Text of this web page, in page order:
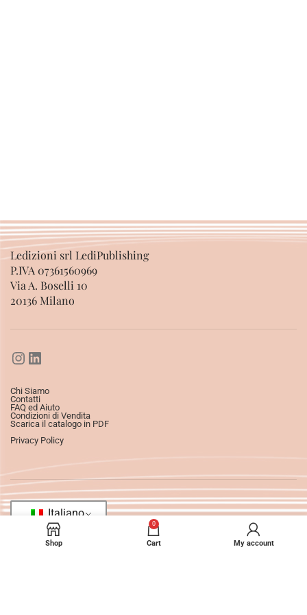
Ledizioni srl LediPublishing
P.IVA 07361560969
Via A. Boselli 10
20136 Milano
Chi Siamo
Contatti
FAQ ed Aiuto
Condizioni di Vendita
Scarica il catalogo in PDF
Privacy Policy
Italiano
Shop
0
Cart My account